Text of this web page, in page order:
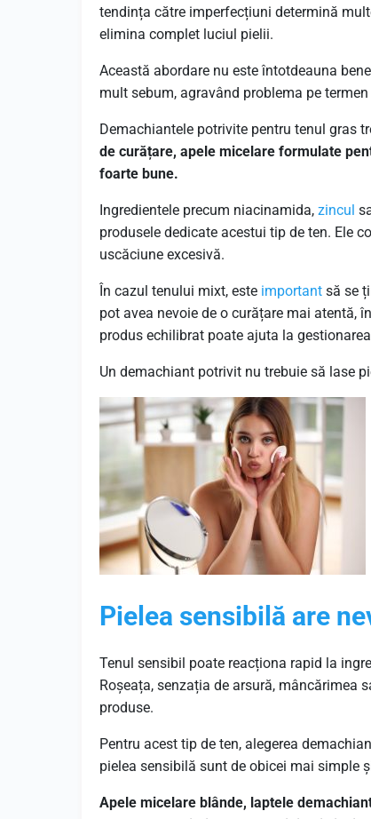
tendința către imperfecțiuni determină
elimina complet luciul pielii.
Această abordare nu este întotdeauna
mult sebum, agravând problema pe
Demachiantele potrivite pentru tenul gras
de curățare, apele micelare formulate
foarte bune.
Ingredientele precum niacinamida, zincul
produsele dedicate acestui tip de ten. Ele
uscăciune excesivă.
În cazul tenului mixt, este important să se
pot avea nevoie de o curățare mai atentă,
produs echilibrat poate ajuta la
Un demachiant potrivit nu trebuie să lase
Pielea sensibilă are
Tenul sensibil poate reacționa rapid la
Roșeața, senzația de arsură, mâncărimea
produse.
Pentru acest tip de ten, alegerea
pielea sensibilă sunt de obicei mai simple
Apele micelare blânde, laptele